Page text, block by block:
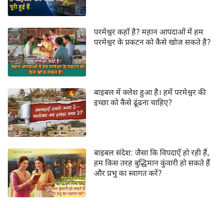
परमेश्वर कहाँ है? महान आपदाओं में हम
परमेश्वर के प्रकटन को कैसे खोज सकते है?
बाइबल में क्लेश हुआ है। हमें परमेश्वर की
इच्छा को कैसे ढूंढना चाहिए?
बाइबल संदेश: जैसा कि विपदाएँ हो रही हैं,
हम किस तरह बुद्धिमान कुंवारी हो सकते हैं
और प्रभु का स्वागत करें?